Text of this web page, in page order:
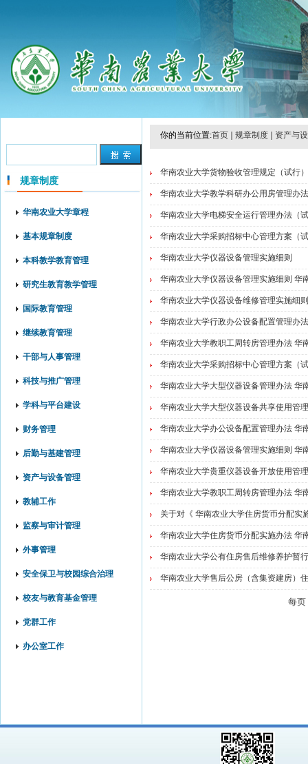
规章制度
华南农业大学章程
基本规章制度
本科教学教育管理
研究生教育教学管理
国际教育管理
继续教育管理
干部与人事管理
科技与推广管理
学科与平台建设
财务管理
后勤与基建管理
资产与设备管理
教辅工作
监察与审计管理
外事管理
安全保卫与校园综合治理
校友与教育基金管理
党群工作
办公室工作
你的当前位置:首页 规章制度 资产与
华南农业大学货物验收管理规定（试行
华南农业大学教学科研办公用房管理办
华南农业大学电梯安全运行管理办法（
华南农业大学采购招标中心管理方案（
华南农业大学仪器设备管理实施细则
华南农业大学仪器设备管理实施细则 华
华南农业大学仪器设备维修管理实施细
华南农业大学行政办公设备配置管理办法
华南农业大学教职工周转房管理办法 华
华南农业大学采购招标中心管理方案（
华南农业大学大型仪器设备管理办法 华
华南农业大学大型仪器设备共享使用管
华南农业大学办公设备配置管理办法 华
华南农业大学仪器设备管理实施细则 华
华南农业大学贵重仪器设备开放使用管
华南农业大学教职工周转房管理办法 华
关于对《 华南农业大学住房货币分配实
华南农业大学住房货币分配实施办法 华
华南农业大学公有住房售后维修养护暂
华南农业大学售后公房（含集资建房）
每页